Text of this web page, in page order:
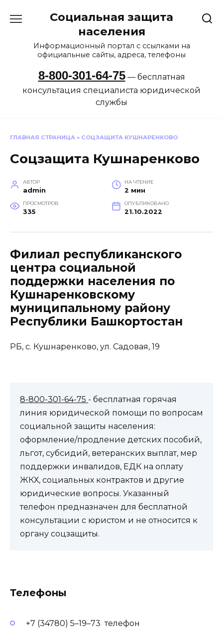
Социальная защита
населения
Информационный портал с ссылками на
официальные сайты, адреса, телефоны
8-800-301-64-75— бесплатная
консультация специалиста юридической
службы
ГЛАВНАЯ СТРАНИЦА » СОЦЗАЩИТА КУШНАРЕНКОВО
Соцзащита Кушнаренково
АВТОР
admin
НА ЧТЕНИЕ
2 мин
ПРОСМОТРОВ
335
ОПУБЛИКОВАНО
21.10.2022
Филиал республиканского
центра социальной
поддержки населения по
Кушнаренковскому
муниципальному району
Республики Башкортостан
РБ, с. Кушнаренково, ул. Садовая, 19
8-800-301-64-75 - бесплатная горячая
линия юридической помощи по вопросам
социальной защиты населения:
оформление/продление детских пособий,
льгот, субсидий, ветеранских выплат, мер
поддержки инвалидов, ЕДК на оплату
ЖКХ, социальных контрактов и другие
юридические вопросы. Указанный
телефон предназначен для бесплатной
консультации с юристом и не относится к
органу соцзащиты.
Телефоны
+7 (34780) 5–19–73 телефон